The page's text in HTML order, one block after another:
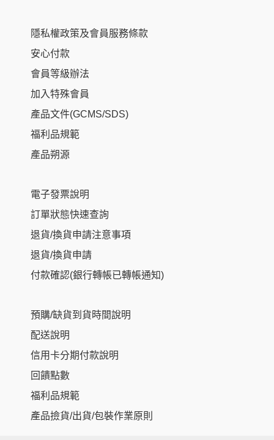
隱私權政策及會員服務條款
安心付款
會員等級辦法
加入特殊會員
產品文件(GCMS/SDS)
福利品規範
產品朔源
電子發票說明
訂單狀態快速查詢
退貨/換貨申請注意事項
退貨/換貨申請
付款確認(銀行轉帳已轉帳通知)
預購/缺貨到貨時間說明
配送說明
信用卡分期付款說明
回饋點數
福利品規範
產品撿貨/出貨/包裝作業原則
Item added to cart.